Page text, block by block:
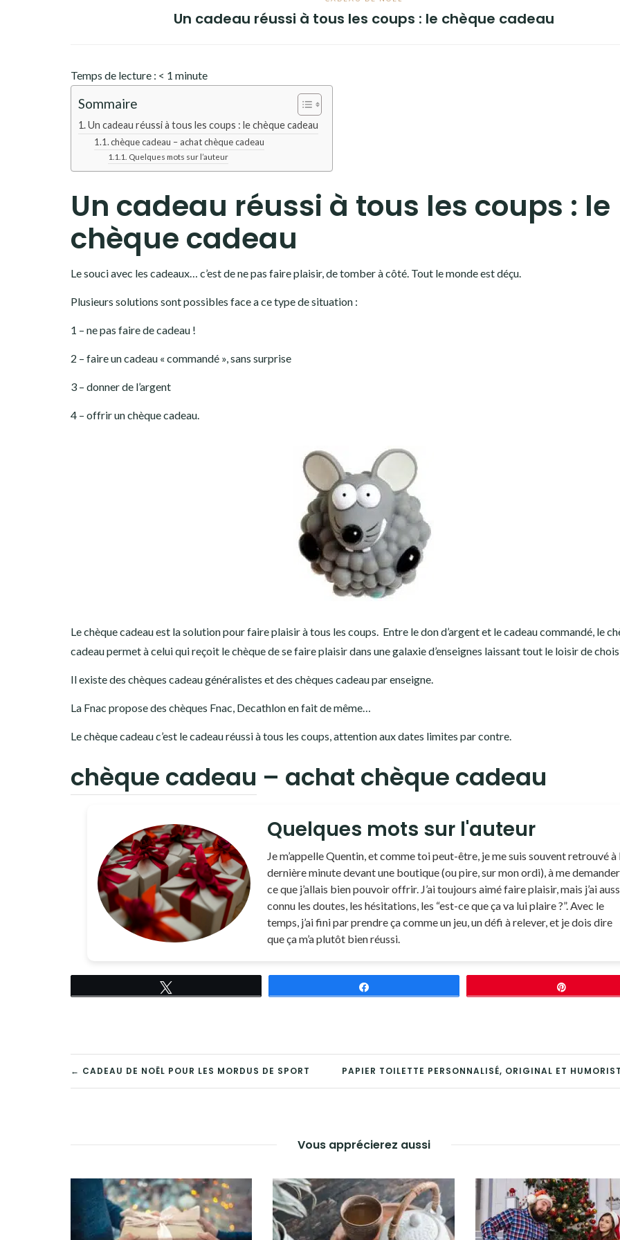
Un cadeau réussi à tous les coups : le chèque cadeau
Temps de lecture : < 1 minute
Sommaire
Un cadeau réussi à tous les coups : le chèque cadeau
chèque cadeau – achat chèque cadeau
Quelques mots sur l’auteur
Un cadeau réussi à tous les coups : le
chèque cadeau
Le souci avec les cadeaux… c’est de ne pas faire plaisir, de tomber à côté. Tout le monde est déçu.
Plusieurs solutions sont possibles face a ce type de situation :
1 – ne pas faire de cadeau !
2 – faire un cadeau « commandé », sans surprise
3 – donner de l’argent
4 – offrir un chèque cadeau.
Le chèque cadeau est la solution pour faire plaisir à tous les coups. Entre le don d’argent et le cadeau commandé, le
cadeau permet à celui qui reçoit le chèque de se faire plaisir dans une galaxie d’enseignes laissant tout le loisir de
Il existe des chèques cadeau généralistes et des chèques cadeau par enseigne.
La Fnac propose des chèques Fnac, Decathlon en fait de même…
Le chèque cadeau c’est le cadeau réussi à tous les coups, attention aux dates limites par contre.
chèque cadeau – achat chèque cadeau
Quelques mots sur l'auteur
Je m’appelle Quentin, et comme toi peut-être, je me suis souvent retrouvé à
dernière minute devant une boutique (ou pire, sur mon ordi), à me demander
ce que j’allais bien pouvoir offrir. J’ai toujours aimé faire plaisir, mais j’ai
connu les doutes, les hésitations, les “est-ce que ça va lui plaire ?”. Avec le
temps, j’ai fini par prendre ça comme un jeu, un défi à relever, et je dois dire
que ça m’a plutôt bien réussi.
NAVIGATION
← CADEAU DE NOËL POUR LES MORDUS DE SPORT PAPIER TOILETTE PERSONNALISÉ, ORIGINAL ET
Vous apprécierez aussi